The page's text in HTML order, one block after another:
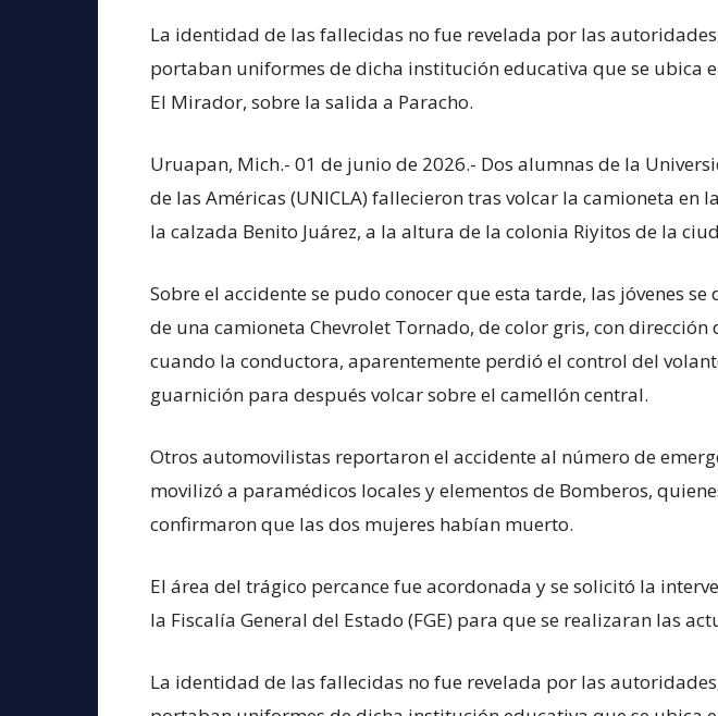
La identidad de las fallecidas no fue revelada por las
portaban uniformes de dicha institución educativa que se ubica
El Mirador, sobre la salida a Paracho.
Uruapan, Mich.- 01 de junio de 2026.- Dos alumnas de la
de las Américas (UNICLA) fallecieron tras volcar la camioneta en
la calzada Benito Juárez, a la altura de la colonia Riyitos de la
Sobre el accidente se pudo conocer que esta tarde, las jóvenes
de una camioneta Chevrolet Tornado, de color gris, con dirección
cuando la conductora, aparentemente perdió el control del
guarnición para después volcar sobre el camellón central.
Otros automovilistas reportaron el accidente al número de
movilizó a paramédicos locales y elementos de Bomberos,
confirmaron que las dos mujeres habían muerto.
El área del trágico percance fue acordonada y se solicitó la
la Fiscalía General del Estado (FGE) para que se realizaran las
La identidad de las fallecidas no fue revelada por las